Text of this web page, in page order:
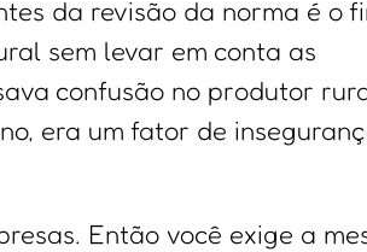
da revisão da norma é o
sem levar em conta as
confusão no produtor
era um fator de
Então você exige a